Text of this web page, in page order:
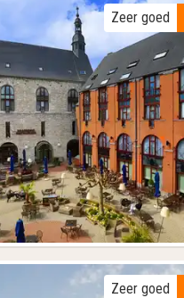
Vorige foto
Zeer goed
Zeer goed